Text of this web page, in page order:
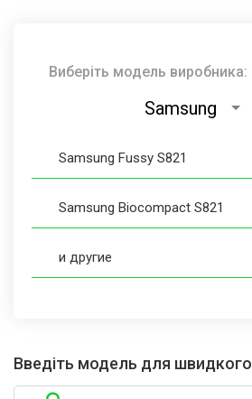
Виберіть модель виробника:
Samsung
Samsung Fussy S821
Samsung Biocompact S821
и другие
Введіть модель для